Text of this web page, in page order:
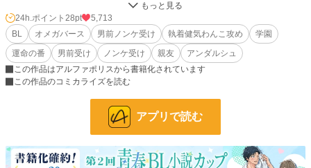
しかし町で偶然出会った彼の「運命の番」は、同じ年の同性のαだった。
「運命のΩだったら、ずっと俺の傍にいてくれる。運命のΩは、けして俺を裏切
らない。－－運命のΩなら、今はそうでなくても、きっといつか俺を愛してくれ
るんだ」
運命の番を見つけた母から捨てられたトラウマ故に、自身の運命のΩに執着する
って、翔が通う全寮制椿山学園に高等部から入学する。
しかし、椿山学園は「セントラルディスタービングシステム」と呼ばれる、バー
ス感知阻害システムが完備されている学園だった……！
絶対に運命の番から逃げたいΩと、絶対に運命の番を捕まえたいα。
24h.ポイント 28pt
5,713
BL
オメガバース 男前ノンケ受け 執着健気わんこ攻め
学園
運命の番
男前受け ノンケ受け 親友
アンダルシュ
この作品はアルファポリスから書籍化されています
この作品のコミカライズを読む
アプリで読む